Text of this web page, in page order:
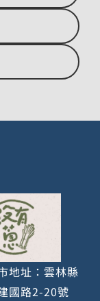
地址：雲林縣
國路2-20號